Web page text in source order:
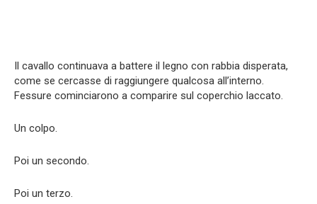
Il cavallo continuava a battere il legno con rabbia disperata,
come se cercasse di raggiungere qualcosa all’interno.
Fessure cominciarono a comparire sul coperchio laccato.
Un colpo.
Poi un secondo.
Poi un terzo.